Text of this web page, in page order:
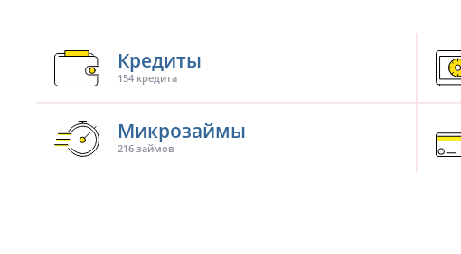
Кредиты
154 кредита
Микрозаймы
216 займов